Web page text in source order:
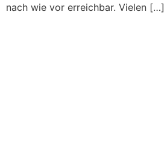
nach wie vor erreichbar. Vielen […]